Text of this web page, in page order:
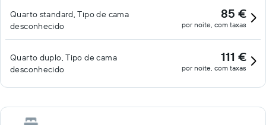
Quarto standard, Tipo de cama
desconhecido
85 €
por noite, com taxas
Quarto duplo, Tipo de cama
desconhecido
111 €
por noite, com taxas